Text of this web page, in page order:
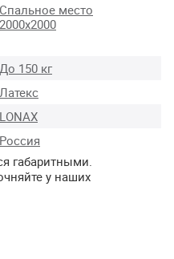
Спальное место
2000х2000
До 150 кг
Латекс
LONAX
Россия
габаритными.
у наших